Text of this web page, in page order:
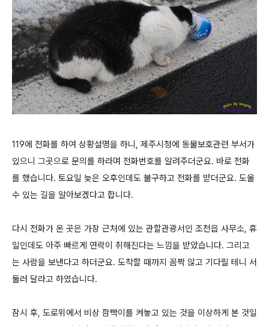
119에 전화를 하여 상황설명을 하니, 제주시청에 동물보호관련 부서가
있으니 그곳으로 문의를 하라며 전화번호를 알려주더군요. 바로 전화
를 했습니다. 토요일 늦은 오후인데도 불구하고 전화를 받더군요. 도울
수 있는 길을 알아보겠다고 합니다.
다시 전화가 온 곳은 가장 근처에 있는 관할관광서인 조천읍 사무소, 휴
일인데도 아주 빠르게 연락이 취해진다는 느낌을 받았습니다. 그리고
는 사람을 보낸다고 하더군요. 도착할 때까지 꼼짝 않고 기다릴 테니 서
둘러 달라고 하였습니다.
잠시 후, 도로위에서 비상 깜빡이를 켜놓고 있는 것을 이상하게 본 것일